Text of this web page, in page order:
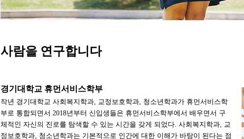
사람을 연구합니다
경기대학교 휴먼서비스학부
작년 경기대학교 사회복지학과, 교정보호학과, 청소년학과가 휴먼서비스학
부로 통합되면서 2018년부터 신입생들은 휴먼서비스학부에서 배우면서 구
체적인 자신의 진로를 탐색할 수 있는 시간을 갖게 되었다. 사회복지학과, 교
정보호학과, 청소년학과는 기본적으로 인간에 대한 이해가 바탕이 된다는 점